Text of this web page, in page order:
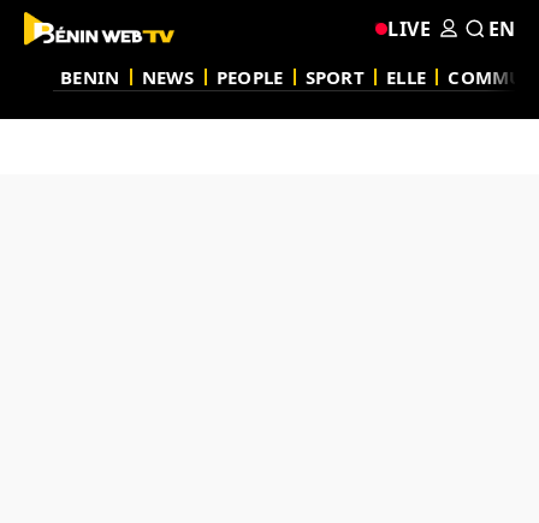
BENIN NEWS PEOPLE SPORT ELLE
LIVE EN